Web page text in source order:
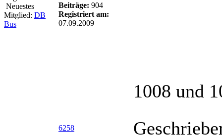
Neuestes
Mitglied: DB
Bus
Beiträge: 904
Registriert am:
07.09.2009
1008 und
6258